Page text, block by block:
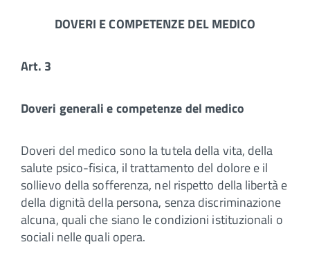
DOVERI E COMPETENZE DEL MEDICO
Art. 3
Doveri generali e competenze del medico
Doveri del medico sono la tutela della vita, della
salute psico-fisica, il trattamento del dolore e il
sollievo della sofferenza, nel rispetto della libertà e
della dignità della persona, senza discriminazione
alcuna, quali che siano le condizioni istituzionali o
sociali nelle quali opera.